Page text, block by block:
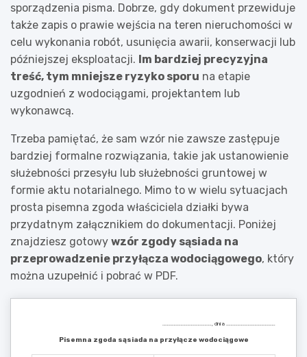
sporządzenia pisma. Dobrze, gdy dokument przewiduje
także zapis o prawie wejścia na teren nieruchomości w
celu wykonania robót, usunięcia awarii, konserwacji lub
późniejszej eksploatacji. Im bardziej precyzyjna
treść, tym mniejsze ryzyko sporu na etapie
uzgodnień z wodociągami, projektantem lub
wykonawcą.
Trzeba pamiętać, że sam wzór nie zawsze zastępuje
bardziej formalne rozwiązania, takie jak ustanowienie
służebności przesyłu lub służebności gruntowej w
formie aktu notarialnego. Mimo to w wielu sytuacjach
prosta pisemna zgoda właściciela działki bywa
przydatnym załącznikiem do dokumentacji. Poniżej
znajdziesz gotowy wzór zgody sąsiada na
przeprowadzenie przyłącza wodociągowego, który
można uzupełnić i pobrać w PDF.
……………………………………., dnia …………………………………….
Pisemna zgoda sąsiada na przyłącze wodociągowe